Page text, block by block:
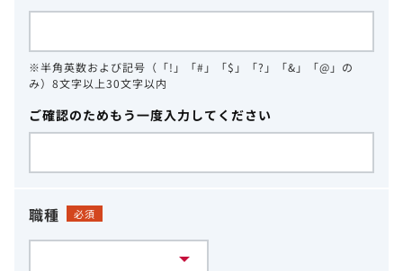
※半角英数および記号（「!」「#」「$」「?」「&」「@」の
み）8文字以上30文字以内
ご確認のためもう一度入力してください
職種 必須